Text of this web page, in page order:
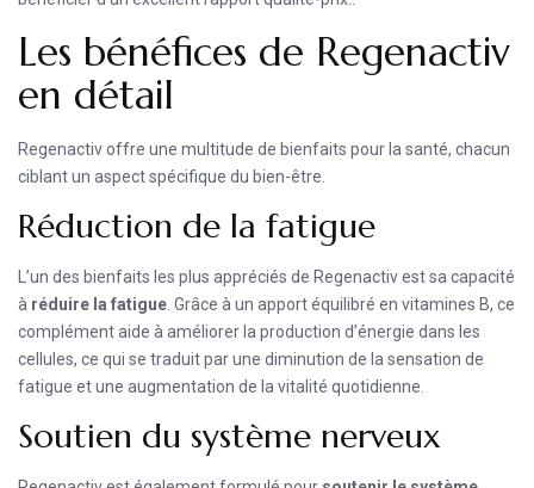
Les bénéfices de Regenactiv
en détail
Regenactiv offre une multitude de bienfaits pour la santé, chacun
ciblant un aspect spécifique du bien-être.
Réduction de la fatigue
L’un des bienfaits les plus appréciés de Regenactiv est sa capacité
à réduire la fatigue . Grâce à un apport équilibré en vitamines B, ce
complément aide à améliorer la production d’énergie dans les
cellules, ce qui se traduit par une diminution de la sensation de
fatigue et une augmentation de la vitalité quotidienne.
Soutien du système nerveux